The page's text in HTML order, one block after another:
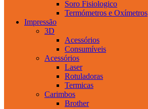
Soro Fisiologico
Termómetros e Oxímetros
Impressão
3D
Acessórios
Consumíveis
Acessórios
Laser
Rotuladoras
Termicas
Carimbos
Brother